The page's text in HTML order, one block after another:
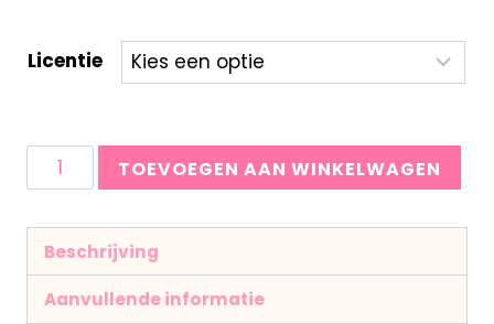
Licentie
TOEVOEGEN AAN WINKELWAGEN
Beschrijving
Aanvullende informatie